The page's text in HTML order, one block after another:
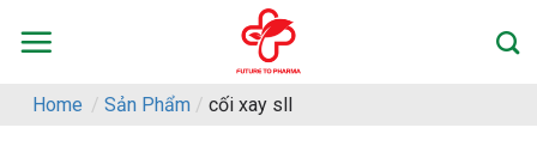
Home / Sản Phẩm / cối xay sll